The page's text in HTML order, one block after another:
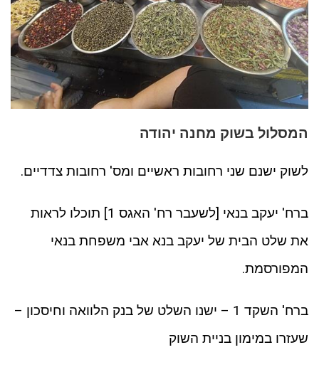
המסלול בשוק מחנה יהודה
לשוק ישנם שני רחובות ראשיים ומס' רחובות צדדיים.
ברח' יעקב בנאי [לשעבר רח' האגס 1] תוכלו לראות
את שלט הבית של יעקב בנא אבי משפחת בנאי
המפורסמת.
ברח' השקד 1 – ישנו השלט של בנק הלוואה וחיסכון –
שעזרו במימון בניית השוק